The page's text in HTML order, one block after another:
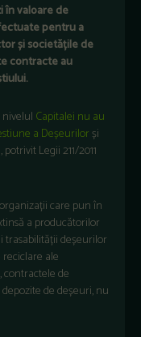
în valoare de
pentru a
și societățile de
contracte au
Capitalei nu au
a Deșeurilorși
Legii 211/2011
care pun în
a producătorilor
trasabilității deșeurilor
ale
contractele de
de deșeuri, nu